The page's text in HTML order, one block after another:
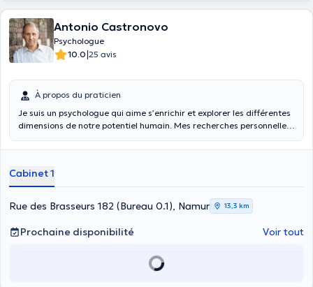
Antonio Castronovo
Psychologue
10.0|25 avis
À propos du praticien
Je suis un psychologue qui aime s’enrichir et explorer les différentes
dimensions de notre potentiel humain. Mes recherches personnelles
différentes approches psychologiques : dynamique des groupes et
corporelle, analyse systémique et métaphore thérapeutique, sand
tray, massage holistique, méditation, yoga tibétain, psychologie
positive, art thérapie, coaching professionnel. J’apprécie aussi
voyager et découvrir les différentes cultures (Europe, Inde, Chine,
Tibet, Russie) et la philosophie orientale fait partie de mes
nourritures spirituelles Admiratif de notre créativité humaine, je me
j’ai pris des pinceaux pour jouer avec la force de la peinture et je me
Cabinet 1
Rue des Brasseurs 182 (Bureau 0.1), Namur 13,3 km
Prochaine disponibilité Voir tout